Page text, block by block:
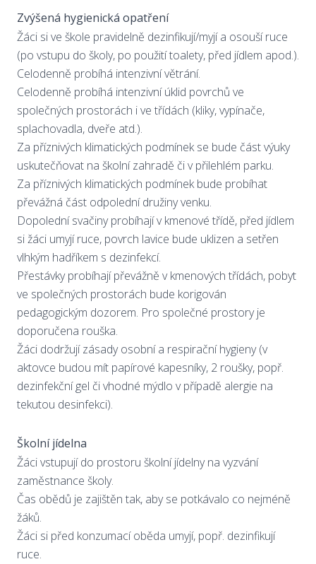
Zvýšená hygienická opatření
Žáci si ve škole pravidelně dezinfikují/myjí a osouší ruce
(po vstupu do školy, po použití toalety, před jídlem apod.).
Celodenně probíhá intenzivní větrání.
Celodenně probíhá intenzivní úklid povrchů ve
společných prostorách i ve třídách (kliky, vypínače,
splachovadla, dveře atd.).
Za příznivých klimatických podmínek se bude část výuky
uskutečňovat na školní zahradě či v přilehlém parku.
Za příznivých klimatických podmínek bude probíhat
převážná část odpolední družiny venku.
Dopolední svačiny probíhají v kmenové třídě, před jídlem
si žáci umyjí ruce, povrch lavice bude uklizen a setřen
vlhkým hadříkem s dezinfekcí.
Přestávky probíhají převážně v kmenových třídách, pobyt
ve společných prostorách bude korigován
pedagogickým dozorem. Pro společné prostory je
doporučena rouška.
Žáci dodržují zásady osobní a respirační hygieny (v
aktovce budou mít papírové kapesníky, 2 roušky, popř.
dezinfekční gel či vhodné mýdlo v případě alergie na
tekutou desinfekci).
Školní jídelna
Žáci vstupují do prostoru školní jídelny na vyzvání
zaměstnance školy.
Čas obědů je zajištěn tak, aby se potkávalo co nejméně
žáků.
Žáci si před konzumací oběda umyjí, popř. dezinfikují
ruce.